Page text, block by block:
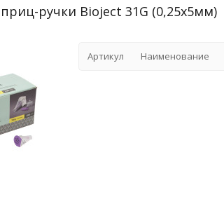
ручки Bioject 31G (0,25x5мм)
Артикул Наименование